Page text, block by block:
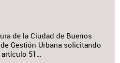
de la Ciudad de Buenos
Gestión Urbana solicitando
artículo 51…